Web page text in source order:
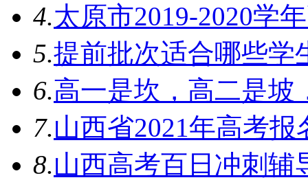
4.太原市2019-2020学
5.提前批次适合哪些学
6.高一是坎，高二是坡
7.山西省2021年高考
8.山西高考百日冲刺辅